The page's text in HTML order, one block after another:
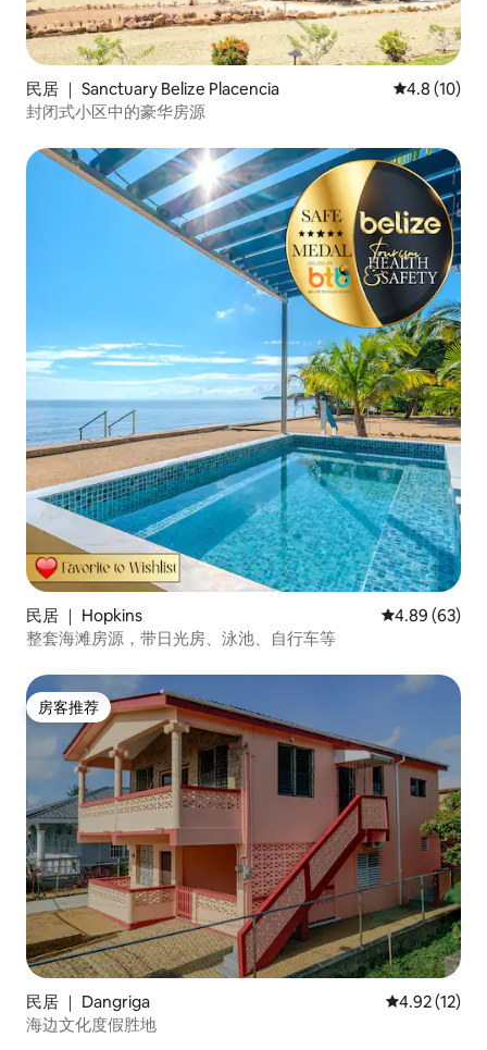
民居 ｜ Sanctuary Belize Placencia 平均评分
4.8 (10)
封闭式小区中的豪华房源
民居 ｜ Hopkins 平均评分 4.89
4.89 (63)
整套海滩房源，带日光房、泳池、自行车等
房客推荐
房客推荐
民居 ｜ Dangriga 平均评分
4.92 (12)
海边文化度假胜地